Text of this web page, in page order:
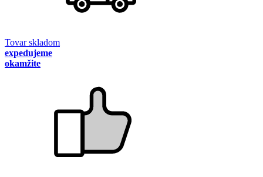
Tovar skladom
expedujeme
okamžite